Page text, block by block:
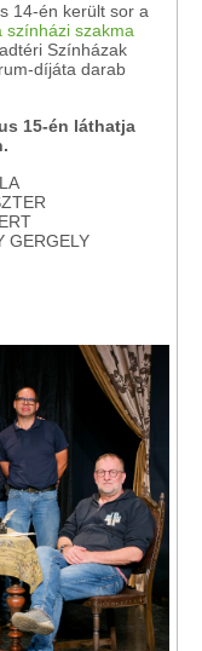
14-én került sor a
színházi szakma
Színházak
díjáta darab
15-én láthatja
GERGELY